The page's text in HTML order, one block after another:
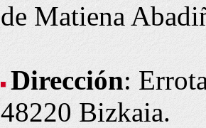
de Matiena
Dirección:
48220 Bizkaia.